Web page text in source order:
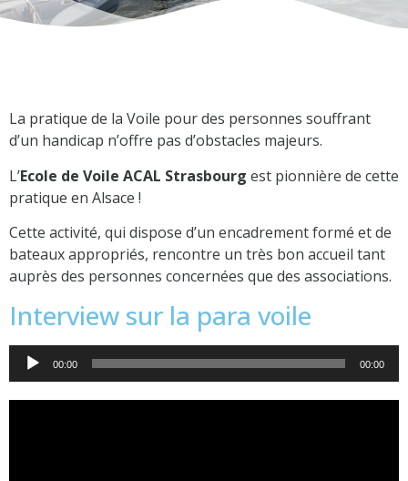
La pratique de la Voile pour des personnes souffrant
d’un handicap n’offre pas d’obstacles majeurs.
L’Ecole de Voile ACAL Strasbourg est pionnière de cette
pratique en Alsace !
Cette activité, qui dispose d’un encadrement formé et de
bateaux appropriés, rencontre un très bon accueil tant
auprès des personnes concernées que des associations.
Interview sur la para voile
Lecteur
audio
00:00 00:00